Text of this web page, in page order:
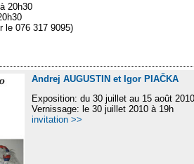
20h30
le 076 317 9095)
Andrej AUGUSTIN et Igor PIAČKA
Exposition: du 30 juillet au 15 août 2010
Vernissage: le 30 juillet 2010 à 19h
invitation >>